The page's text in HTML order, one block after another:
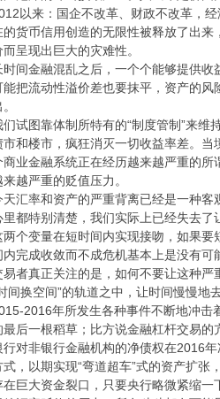
以来：国企不改革、财政不改革，
的货币信用创造的无限性被释放了出
呈现出巨大的灾难性。
时间金融混乱之后，一个个能够提供收
能把流动性溢价差也要抹平，资产的
们试图靠体制所特有的“制度管制”来
市和楼市，疯狂消灭一切收益率差。
商业金融系统正在经历越来越严重的
来越严重的贬值压力。
天汇率和资产的严重背离已经是一种
里都特别清楚，我们实际上已经失去
两个变量在短时间内实现接吻，如果要
内完成收敛而不成危机基本上是没有可
易者真正关注的是，如何不要让这种严
间换空间”的轨道之中，让时间慢慢地
2016年所发生各种事件不断地冲击
最后一根稻草；比方说金融杠杆交易
行对非银行金融机构的净债权在2016
式，以期实现“弯道超车”式的资产扩
在巨大资金裂口，只要央行略微紧缩